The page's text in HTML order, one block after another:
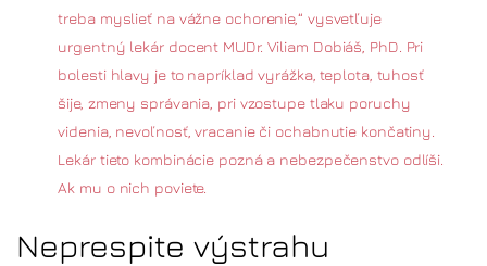
treba myslieť na vážne ochorenie,“ vysvetľuje
urgentný lekár docent MUDr. Viliam Dobiáš, PhD. Pri
bolesti hlavy je to napríklad vyrážka, teplota, tuhosť
šije, zmeny správania, pri vzostupe tlaku poruchy
videnia, nevoľnosť, vracanie či ochabnutie končatiny.
Lekár tieto kombinácie pozná a nebezpečenstvo odlíši.
Ak mu o nich poviete.
Neprespite výstrahu